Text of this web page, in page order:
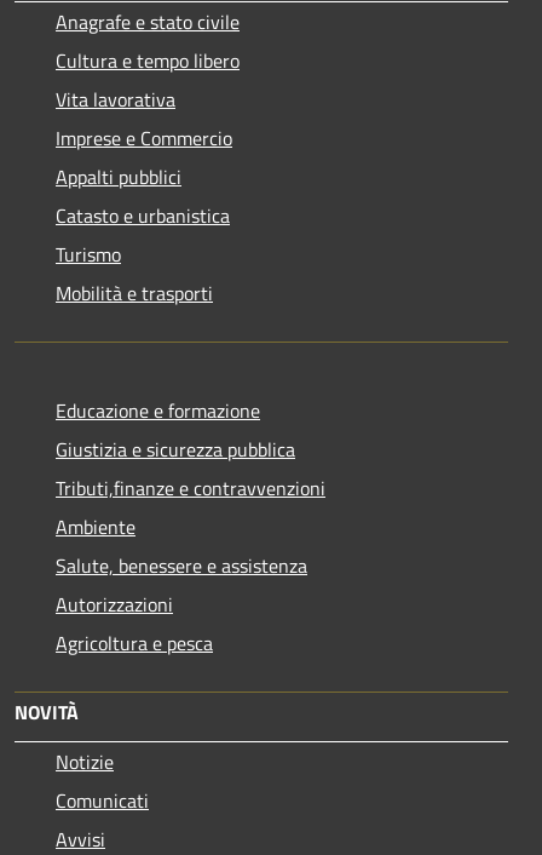
Anagrafe e stato civile
Cultura e tempo libero
Vita lavorativa
Imprese e Commercio
Appalti pubblici
Catasto e urbanistica
Turismo
Mobilità e trasporti
Educazione e formazione
Giustizia e sicurezza pubblica
Tributi,finanze e contravvenzioni
Ambiente
Salute, benessere e assistenza
Autorizzazioni
Agricoltura e pesca
NOVITÀ
Notizie
Comunicati
Avvisi